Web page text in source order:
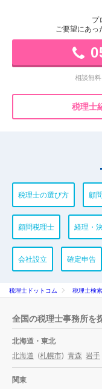
プ
ご要望にあっ
相談無料
税理士
税理士の選び方 顧
顧問税理士 経理・
会社設立 確定申告
税理士ドットコム 税理士検索
全国の税理士事務所を
北海道・東北
北海道 (札幌市) 青森 岩手
関東